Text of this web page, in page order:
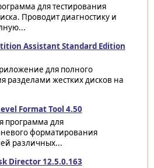
для тестирования
Проводит диагностику и
Assistant Standard Edition
для полного
разделами жестких дисков на
Format Tool 4.50
программа для
форматирования
различных...
Director 12.5.0.163